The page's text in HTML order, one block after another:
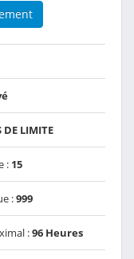
DE LIMITE
: 15
:999
:96 Heures